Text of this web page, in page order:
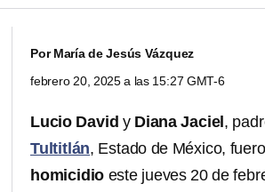
PorMaría de Jesús Vázquez
febrero 20, 2025 a las 15:27 GMT-6
Lucio David y Diana Jaciel ,
Tultitlán, Estado de México,
homicidio este jueves 20 de